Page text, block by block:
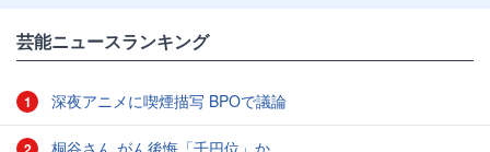
芸能ニュースランキング
1 深夜アニメに喫煙描写 BPOで議論
桐谷さん がん後悔「千円位」か